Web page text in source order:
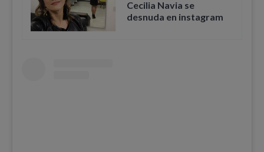
Cecilia Navia se
desnuda en instagram